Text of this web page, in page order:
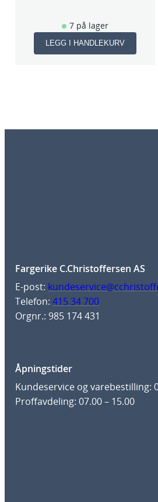
7 på lager
LEGG I HANDLEKURV
Fargerike C.Christoffersen AS
E-post:
Telefon: 415 34 700
Orgnr.: 985 174 431
Åpningstider
Kundeservice og varebestilling:
Proffavdeling: 07.00 – 15.00